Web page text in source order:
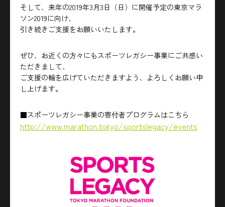
そして、来年の2019年3月3日（日）に開催予定の東京マラ
ソン2019に向け、
引き続きご支援をお願いいたします。
ぜひ、お近くの方々にもスポーツレガシー事業にご共感い
ただきまして、
ご支援の輪を広げていただきますよう、よろしくお願い申
し上げます。
■スポーツレガシー事業の寄付者プログラムはこちら
http://www.marathon.tokyo/sportslegacy/events